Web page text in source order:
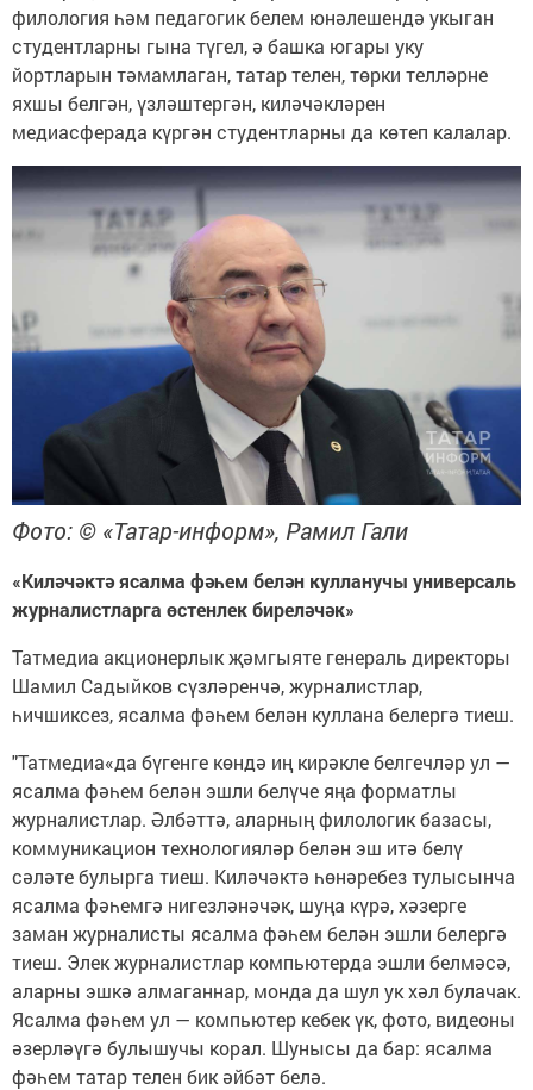
филология һәм педагогик белем юнәлешендә укыган
студентларны гына түгел, ә башка югары уку
йортларын тәмамлаган, татар телен, төрки телләрне
яхшы белгән, үзләштергән, киләчәкләрен
медиасферада күргән студентларны да көтеп калалар.
Фото: © «Татар-информ», Рамил Гали
«Киләчәктә ясалма фәһем белән кулланучы универсаль
журналистларга өстенлек биреләчәк»
Татмедиа акционерлык җәмгыяте генераль директоры
Шамил Садыйков сүзләренчә, журналистлар,
һичшиксез, ясалма фәһем белән куллана белергә тиеш.
"Татмедиа«да бүгенге көндә иң кирәкле белгечләр ул —
ясалма фәһем белән эшли белүче яңа форматлы
журналистлар. Әлбәттә, аларның филологик базасы,
коммуникацион технологияләр белән эш итә белү
сәләте булырга тиеш. Киләчәктә һөнәребез тулысынча
ясалма фәһемгә нигезләнәчәк, шуңа күрә, хәзерге
заман журналисты ясалма фәһем белән эшли белергә
тиеш. Элек журналистлар компьютерда эшли белмәсә,
аларны эшкә алмаганнар, монда да шул ук хәл булачак.
Ясалма фәһем ул — компьютер кебек үк, фото, видеоны
әзерләүгә булышучы корал. Шунысы да бар: ясалма
фәһем татар телен бик әйбәт белә.